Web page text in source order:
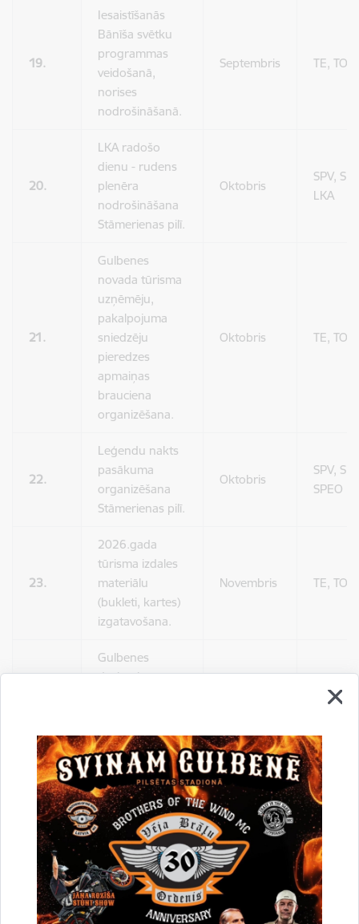
19.
Iesaistīšanās
Bānīša svētku
programmas
veidošanā,
norises
nodrošināšanā.
Septembris TE, TO
20.
LKA radošo
dienu - rudens
plenēra
nodrošināšana
Stāmerienas pilī.
Oktobris
SPV,
LKA
21.
Gulbenes
novada tūrisma
uzņēmēju,
pakalpojuma
sniedzēju
pieredzes
apmaiņas
brauciena
organizēšana.
Oktobris TE, TO
22.
Leģendu nakts
pasākuma
organizēšana
Stāmerienas pilī.
Oktobris
SPV,
SPEO
23.
2026.gada
tūrisma izdales
materiālu
(bukleti, kartes)
izgatavošana.
Novembris TE, TO
Gulbenes
dzelzceļa
aktivitāšu
organizēšana.
TE, TO
25.
Ziemassvētku
aktivitāšu
organizēšana
interaktīvajā
ekspozīcijā
“Dzelzceļš un
Tvaiks”.
Decembris
TO